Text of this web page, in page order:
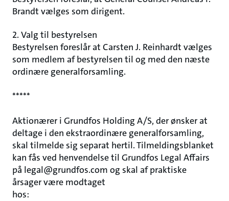
Brandt vælges som dirigent.
2. Valg til bestyrelsen
Bestyrelsen foreslår at Carsten J. Reinhardt vælges
som medlem af bestyrelsen til og med den næste
ordinære generalforsamling.
*****
Aktionærer i Grundfos Holding A/S, der ønsker at
deltage i den ekstraordinære generalforsamling,
skal tilmelde sig separat hertil. Tilmeldingsblanket
kan fås ved henvendelse til Grundfos Legal Affairs
på legal@grundfos.com og skal af praktiske
årsager være modtaget
hos: